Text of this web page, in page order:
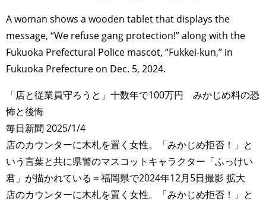
A woman shows a wooden tablet that displays the
message, “We refuse gang protection!” along with the
Fukuoka Prefectural Police mascot, “Fukkei-kun,” in
Fukuoka Prefecture on Dec. 5, 2024.
「店と従業員守ろうと」十数年で100万円 みかじめ料の恐
怖と後悔
毎日新聞 2025/1/4
店のカウンターに木札を置く女性。「みかじめ拒否！」と
いう言葉と共に県警のマスコットキャラクター「ふっけい
君」が描かれている＝福岡県で2024年12月5日撮影 拡大
店のカウンターに木札を置く女性。「みかじめ拒否！」と